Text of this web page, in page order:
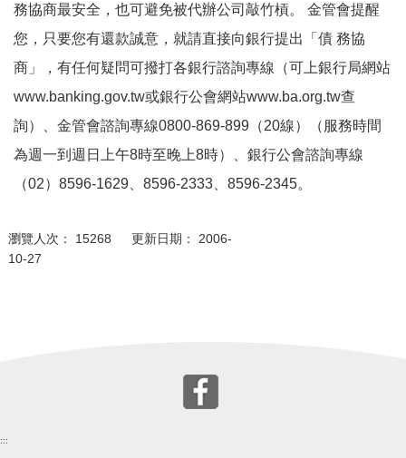
務協商最安全，也可避免被代辦公司敲竹槓。 金管會提醒
您，只要您有還款誠意，就請直接向銀行提出「債 務協
商」，有任何疑問可撥打各銀行諮詢專線（可上銀行局網站
www.banking.gov.tw或銀行公會網站www.ba.org.tw查
詢）、金管會諮詢專線0800-869-899（20線）（服務時間
為週一到週日上午8時至晚上8時）、銀行公會諮詢專線
（02）8596-1629、8596-2333、8596-2345。
瀏覽人次： 15268 更新日期： 2006-
10-27
:::